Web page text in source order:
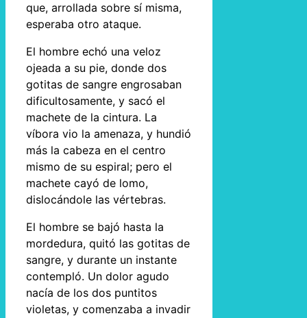
que, arrollada sobre sí misma,
esperaba otro ataque.
El hombre echó una veloz
ojeada a su pie, donde dos
gotitas de sangre engrosaban
dificultosamente, y sacó el
machete de la cintura. La
víbora vio la amenaza, y hundió
más la cabeza en el centro
mismo de su espiral; pero el
machete cayó de lomo,
dislocándole las vértebras.
El hombre se bajó hasta la
mordedura, quitó las gotitas de
sangre, y durante un instante
contempló. Un dolor agudo
nacía de los dos puntitos
violetas, y comenzaba a invadir